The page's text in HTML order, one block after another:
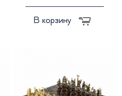
В корзину